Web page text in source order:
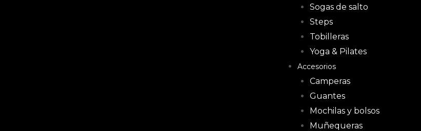
Sogas de salto
Steps
Tobilleras
Yoga & Pilates
Accesorios
Camperas
Guantes
Mochilas y bolsos
Muñequeras